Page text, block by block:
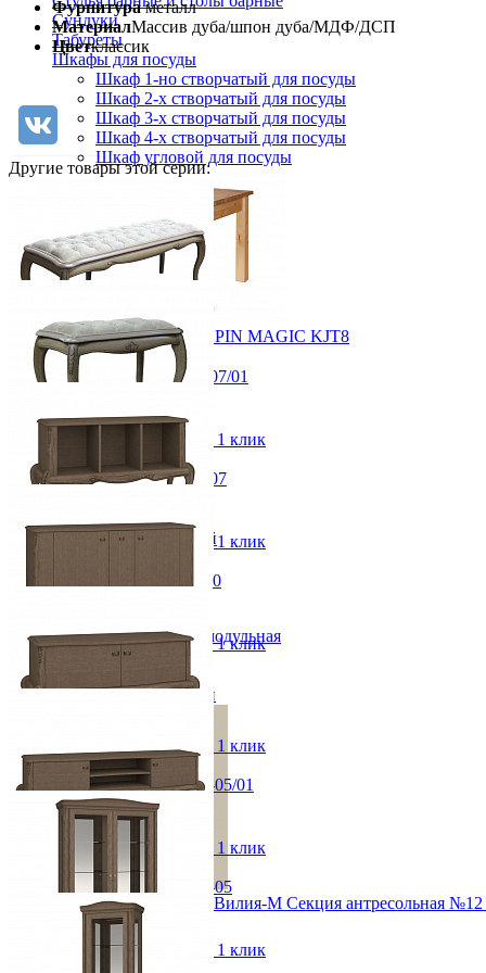
Сундуки
Табуреты
Шкафы для посуды
Шкаф 1-но створчатый для посуды
Шкаф 2-х створчатый для посуды
Шкаф 3-х створчатый для посуды
Шкаф 4-х створчатый для посуды
Шкаф угловой для посуды
Стол прямоугольный PIN MAGIC KJT8
19 013 ₽
21 125 ₽
-10%
Вешалки напольные
Зеркала для прихожей
Прихожая Вилия-М модульная
Скамьи и банкетки
Шкафы для прихожей
Модульная прихожая Вилия-М Секция антресольная
16 272 ₽
Фурнитура металл
МатериалМассив дуба/шпон дуба/МДФ/ДСП
Цветклассик
Другие товары этой серии:
Банкетка Монако ММ-371-07/01
138,2x52x42,2 см
В корзину
Быстро купить в 1 клик
Банкетка Монако ММ-371-07
69,2x52x42,2 см
В корзину
Быстро купить в 1 клик
Консоль Монако ММ-410-10
В корзину Быстро купить в 1 клик
Тумба Монако ММ-410-06
Быстро купить в 1 клик
Тумба ТВ Монако ММ-410-05/01
от 67 280 ₽
В корзину
Быстро купить в 1 клик
Тумба ТВ Монако ММ-410-05
от 81 040 ₽
183,5x57,5x48 см
Быстро купить в 1 клик